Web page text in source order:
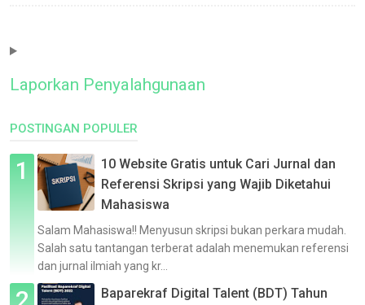
Laporkan Penyalahgunaan
POSTINGAN POPULER
10 Website Gratis untuk Cari Jurnal dan
Referensi Skripsi yang Wajib Diketahui
Mahasiswa
Salam Mahasiswa!! Menyusun skripsi bukan perkara mudah.
Salah satu tantangan terberat adalah menemukan referensi
dan jurnal ilmiah yang kr...
Baparekraf Digital Talent (BDT) Tahun